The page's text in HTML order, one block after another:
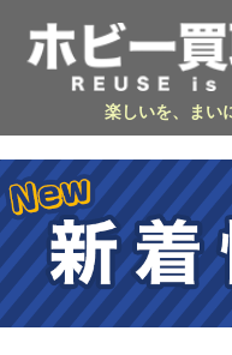
楽しいを、ま